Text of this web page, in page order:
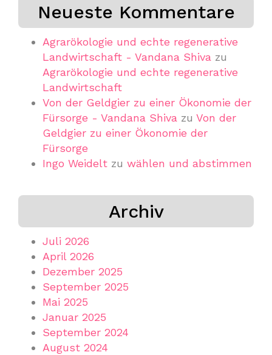
Neueste Kommentare
Agrarökologie und echte regenerative
Landwirtschaft - Vandana Shiva zu
Agrarökologie und echte regenerative
Landwirtschaft
Von der Geldgier zu einer Ökonomie der
Fürsorge - Vandana Shiva zu Von der
Geldgier zu einer Ökonomie der
Fürsorge
Ingo Weidelt zu wählen und abstimmen
Archiv
Juli 2026
April 2026
Dezember 2025
September 2025
Mai 2025
Januar 2025
September 2024
August 2024